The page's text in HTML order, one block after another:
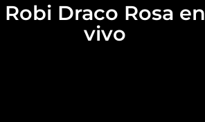
Robi Draco Rosa en
vivo